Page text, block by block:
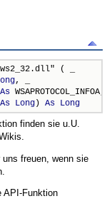
( _
, _
As
As Long) As Long
finden sie u.U.
freuen, wenn sie
API-Funktion